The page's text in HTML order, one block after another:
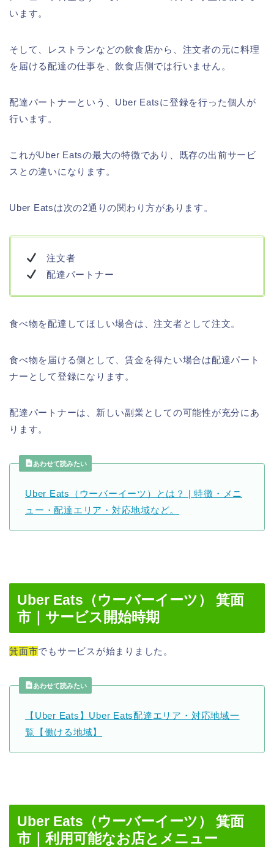
います。
そして、レストランなどの飲食店から、注文者の元に料理
を届ける配達の仕事を、飲食店側では行いません。
配達パートナーという、Uber Eatsに登録を行った個人が
行います。
これがUber Eatsの最大の特徴であり、既存の出前サービ
スとの違いになります。
Uber Eatsは次の2通りの関わり方があります。
注文者
配達パートナー
食べ物を配達してほしい場合は、注文者として注文。
食べ物を届ける側として、賃金を得たい場合は配達パート
ナーとして登録になります。
配達パートナーは、新しい副業としての可能性が充分にあ
ります。
あわせて読みたい
Uber Eats（ウーバーイーツ）とは？ | 特徴・メニ
ュー・配達エリア・対応地域など。
Uber Eats（ウーバーイーツ） 箕面
市｜サービス開始時期
箕面市でもサービスが始まりました。
あわせて読みたい
【Uber Eats】Uber Eats配達エリア・対応地域一
覧【働ける地域】
Uber Eats（ウーバーイーツ） 箕面
市｜利用可能なお店とメニュー